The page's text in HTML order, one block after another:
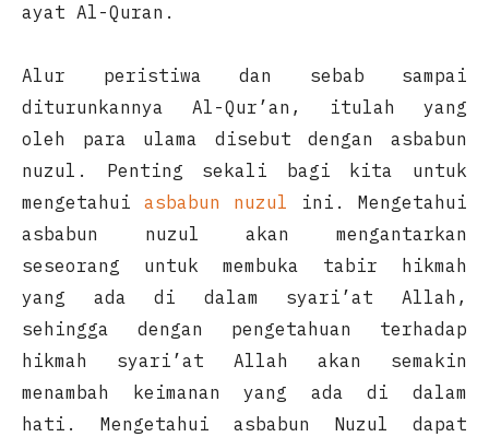
ayat Al-Quran.
Alur peristiwa dan sebab sampai
diturunkannya Al-Qur’an, itulah yang
oleh para ulama disebut dengan asbabun
nuzul. Penting sekali bagi kita untuk
mengetahui asbabun nuzul ini. Mengetahui
asbabun nuzul akan mengantarkan
seseorang untuk membuka tabir hikmah
yang ada di dalam syari’at Allah,
sehingga dengan pengetahuan terhadap
hikmah syari’at Allah akan semakin
menambah keimanan yang ada di dalam
hati. Mengetahui asbabun Nuzul dapat